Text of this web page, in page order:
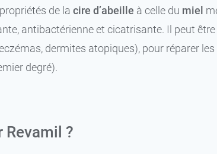
de la cire d’abeille à celle du miel
antibactérienne et cicatrisante. Il peut
dermites atopiques), pour réparer
degré).
?